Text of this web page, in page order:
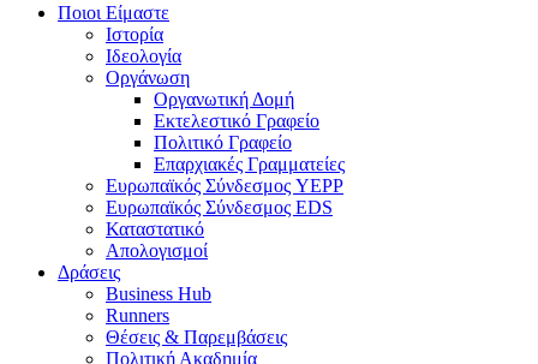
Ποιοι Είμαστε
Ιστορία
Ιδεολογία
Οργάνωση
Οργανωτική Δομή
Εκτελεστικό Γραφείο
Πολιτικό Γραφείο
Επαρχιακές Γραμματείες
Ευρωπαϊκός Σύνδεσμος YEPP
Ευρωπαϊκός Σύνδεσμος EDS
Καταστατικό
Απολογισμοί
Δράσεις
Business Hub
Runners
Θέσεις & Παρεμβάσεις
Πολιτική Ακαδημία